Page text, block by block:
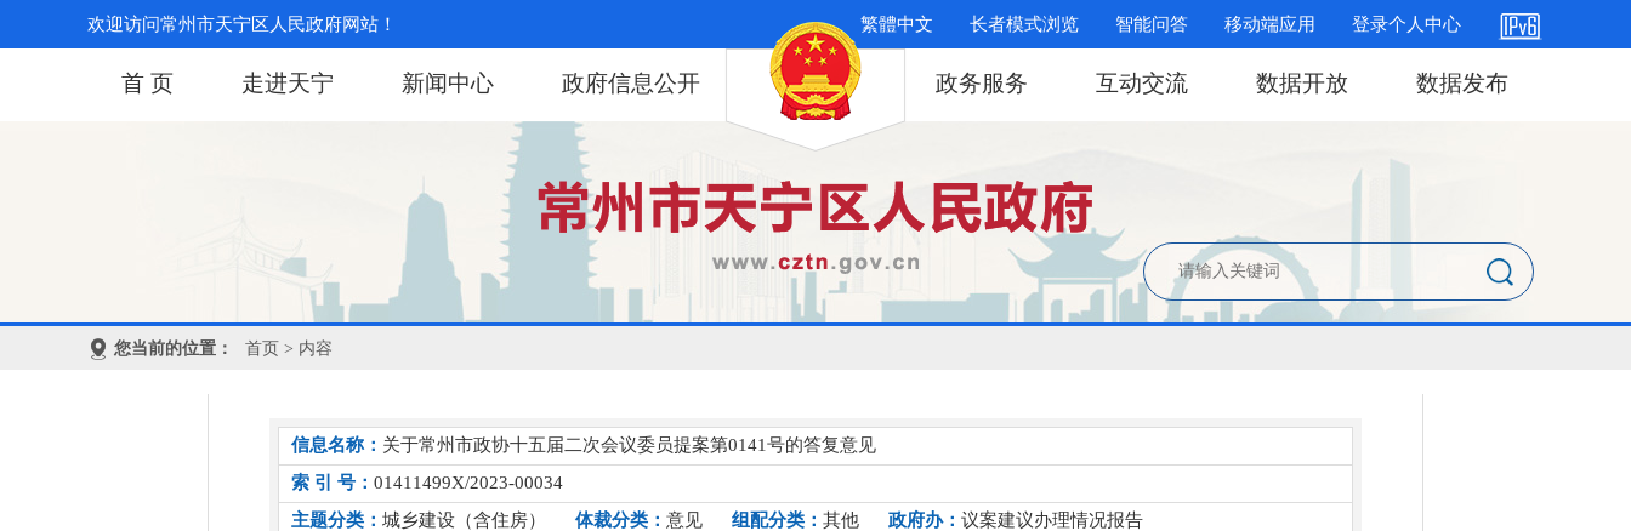
欢迎访问常州市天宁区人民政府网站！ 繁體中文 长者模式浏览 智能问答 移动端应用 登录个人中心
首 页 走进天宁 新闻中心 政府信息公开 政务服务 互动交流 数据开放 数据发布
您当前的位置： 首页 > 内容
信息名称： 关于常州市政协十五届二次会议委员提案第0141号的答复意见
索 引 号： 01411499X/2023-00034
主题分类： 城乡建设（含住房） 体裁分类： 意见 组配分类： 其他 政府办： 议案建议办理情况报告